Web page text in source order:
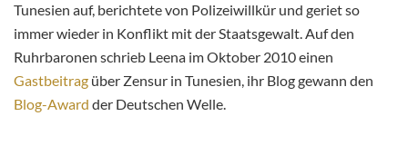
Tunesien auf, berichtete von Polizeiwillkür und geriet so
immer wieder in Konflikt mit der Staatsgewalt. Auf den
Ruhrbaronen schrieb Leena im Oktober 2010 einen
Gastbeitrag über Zensur in Tunesien, ihr Blog gewann den
Blog-Award der Deutschen Welle.